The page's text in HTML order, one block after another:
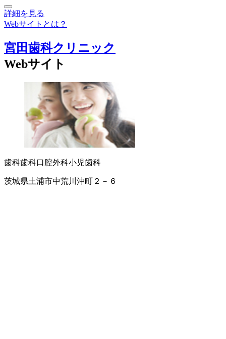
詳細を見る
Webサイトとは？
宮田歯科クリニック
Webサイト
歯科歯科口腔外科小児歯科
茨城県土浦市中荒川沖町２－６